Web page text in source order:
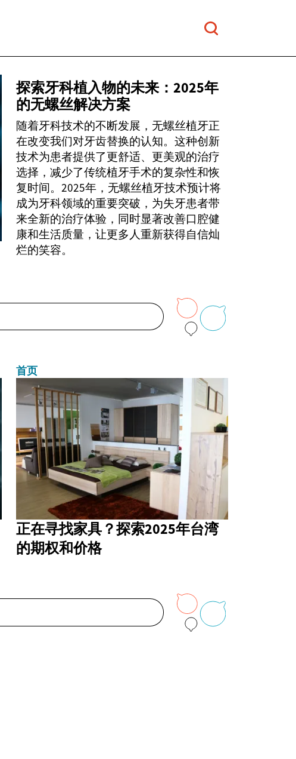
探索牙科植入物的未来：2025年
的无螺丝解决方案
随着牙科技术的不断发展，无螺丝植牙正
在改变我们对牙齿替换的认知。这种创新
技术为患者提供了更舒适、更美观的治疗
选择，减少了传统植牙手术的复杂性和恢
复时间。2025年，无螺丝植牙技术预计将
成为牙科领域的重要突破，为失牙患者带
来全新的治疗体验，同时显著改善口腔健
康和生活质量，让更多人重新获得自信灿
烂的笑容。
首页
正在寻找家具？探索2025年台湾
的期权和价格